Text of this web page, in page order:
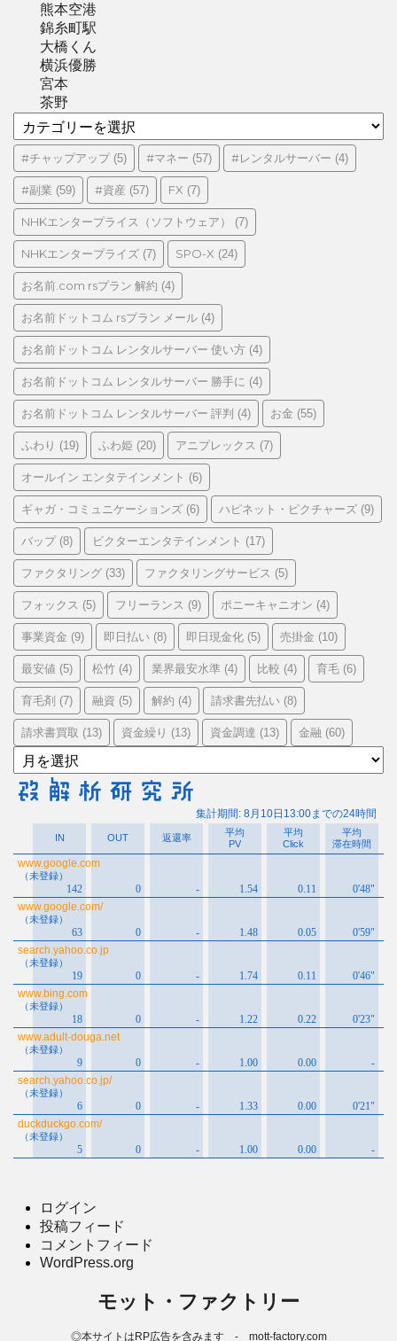
熊本空港
錦糸町駅
大橋くん
横浜優勝
宮本
茶野
テ
ゴ
リ
ー
#チャップアップ(5) #マネー (57) #レンタルサーバー (4)
#副業 (59) #資産 (57) FX (7)
NHKエンタープライス（ソフトウェア） (7)
NHKエンタープライズ (7) SPO-X (24)
お名前.com rsプラン 解約 (4)
お名前ドットコム rsプラン メール (4)
お名前ドットコム レンタルサーバー 使い方 (4)
お名前ドットコム レンタルサーバー 勝手に (4)
お名前ドットコム レンタルサーバー 評判 (4) お金 (55)
ふわり (19) ふわ姫 (20) アニプレックス (7)
オールイン エンタテインメント (6)
ギャガ・コミュニケーションズ (6) ハピネット・ピクチャーズ (9)
バップ(8) ビクターエンタテインメント (17)
ファクタリング (33) ファクタリングサービス (5)
フォックス (5) フリーランス (9) ポニーキャニオン (4)
事業資金 (9) 即日払い (8) 即日現金化 (5) 売掛金 (10)
最安値 (5) 松竹 (4) 業界最安水準 (4) 比較 (4) 育毛 (6)
育毛剤 (7) 融資 (5) 解約 (4) 請求書先払い (8)
請求書買取 (13) 資金繰り (13) 資金調達 (13) 金融 (60)
ア
ー
カ
ログイン
投稿フィード
コメントフィード
WordPress.org
モット・ファクトリー
◎本サイトはRP広告を含みます - mott-factory.com